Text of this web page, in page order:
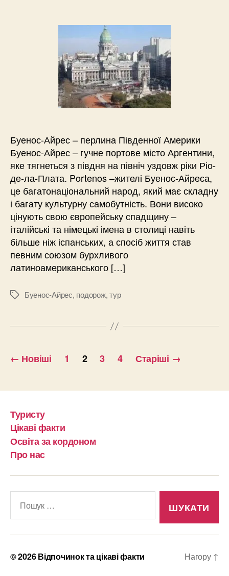
Буенос-Айрес – перлина Південної Америки
Буенос-Айрес – гучне портове місто Аргентини,
яке тягнеться з півдня на північ уздовж ріки Ріо-
де-ла-Плата. Portenos –жителі Буенос-Айреса,
це багатонаціональний народ, який має складну
і багату культурну самобутність. Вони високо
цінують свою європейську спадщину –
італійські та німецькі імена в столиці навіть
більше ніж іспанських, а спосіб життя став
певним союзом бурхливого
латиноамериканського […]
ПозначкиБуенос-Айрес, подорож,тур
Навігація
← Новіші 1 2 3 4 Старіші →
Туристу
Цікаві факти
Освіта за кордоном
Про нас
© 2026Відпочинок та цікаві факти Нагору ↑